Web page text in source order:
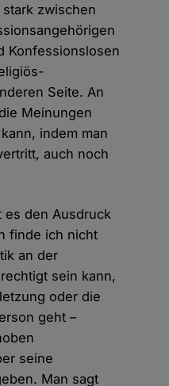
zwischen
Konfessionslosen
Seite. An
Meinungen
indem man
auch noch
es den Ausdruck
finde ich nicht
an der
sein kann,
oder die
geht –
seine
Man sagt